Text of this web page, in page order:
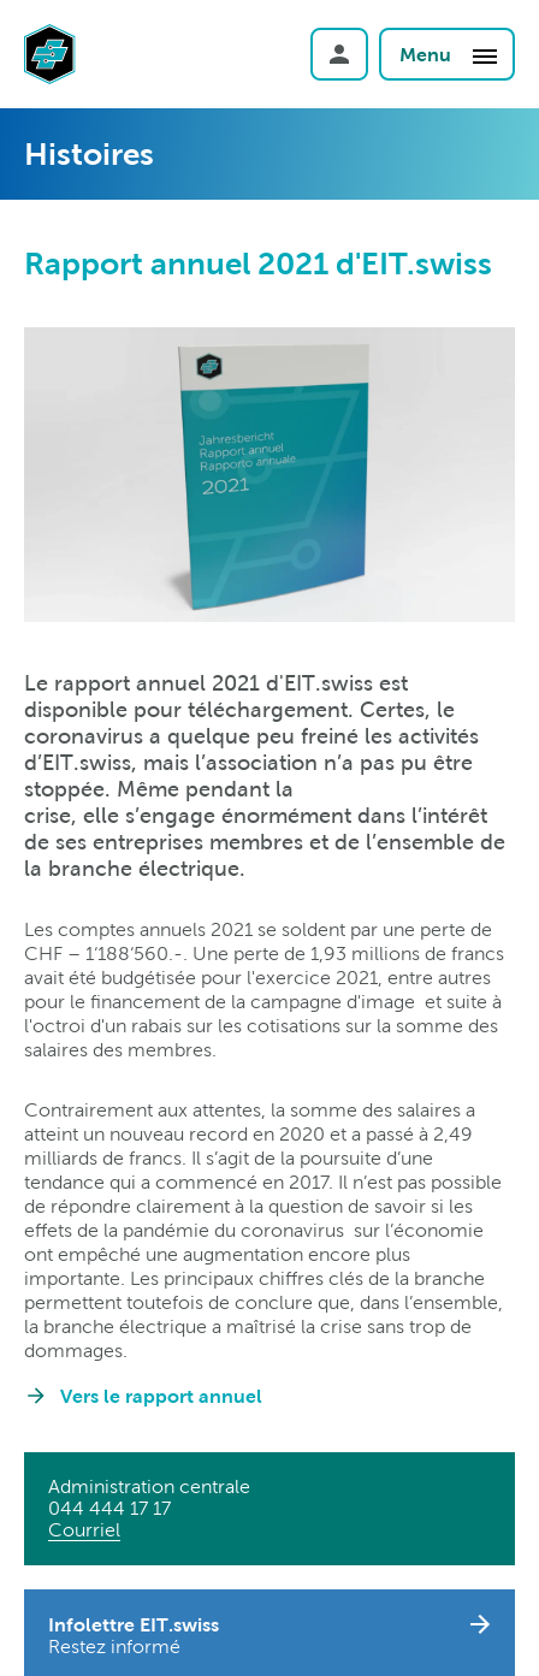
Menu
Histoires
Rapport annuel 2021 d'EIT.swiss
Le rapport annuel 2021 d'EIT.swiss est
disponible pour téléchargement. Certes, le
coronavirus a quelque peu freiné les activités
d’EIT.swiss, mais l’association n’a pas pu être
stoppée. Même pendant la
crise, elle s’engage énormément dans l’intérêt
de ses entreprises membres et de l’ensemble de
la branche électrique.
Les comptes annuels 2021 se soldent par une perte de
CHF – 1‘188‘560.-. Une perte de 1,93 millions de francs
avait été budgétisée pour l'exercice 2021, entre autres
pour le financement de la campagne d'image et suite à
l'octroi d'un rabais sur les cotisations sur la somme des
salaires des membres.
Contrairement aux attentes, la somme des salaires a
atteint un nouveau record en 2020 et a passé à 2,49
milliards de francs. Il s’agit de la poursuite d’une
tendance qui a commencé en 2017. Il n’est pas possible
de répondre clairement à la question de savoir si les
effets de la pandémie du coronavirus sur l’économie
ont empêché une augmentation encore plus
importante. Les principaux chiffres clés de la branche
permettent toutefois de conclure que, dans l’ensemble,
la branche électrique a maîtrisé la crise sans trop de
dommages.
Vers le rapport annuel
Administration centrale
044 444 17 17
Courriel
Infolettre EIT.swiss
Restez informé